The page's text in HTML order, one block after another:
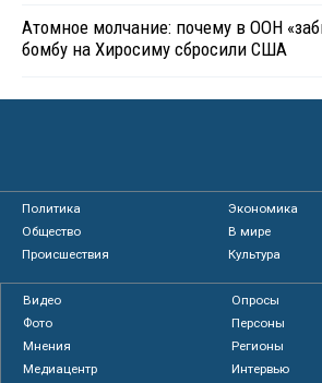
Атомное молчание: почему в ООН
бомбу на Хиросиму сбросили США
Политика
Экономика
Общество
В мире
Происшествия
Культура
Видео
Опросы
Фото
Персоны
Мнения
Регионы
Медиацентр
Интервью